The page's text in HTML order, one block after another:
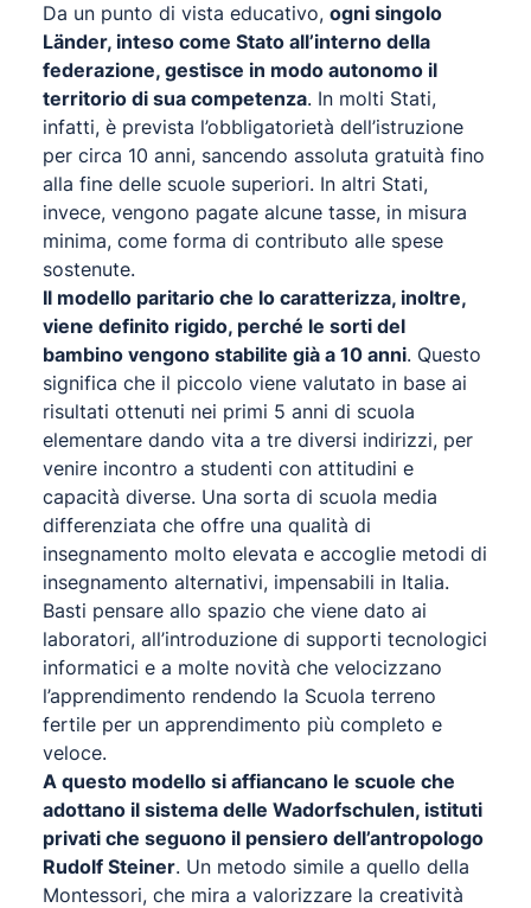
Da un punto di vista educativo, ogni singolo
Länder, inteso come Stato all’interno della
federazione, gestisce in modo autonomo il
territorio di sua competenza. In molti Stati,
infatti, è prevista l’obbligatorietà dell’istruzione
per circa 10 anni, sancendo assoluta gratuità fino
alla fine delle scuole superiori. In altri Stati,
invece, vengono pagate alcune tasse, in misura
minima, come forma di contributo alle spese
sostenute.
Il modello paritario che lo caratterizza, inoltre,
viene definito rigido, perché le sorti del
bambino vengono stabilite già a 10 anni. Questo
significa che il piccolo viene valutato in base ai
risultati ottenuti nei primi 5 anni di scuola
elementare dando vita a tre diversi indirizzi, per
venire incontro a studenti con attitudini e
capacità diverse. Una sorta di scuola media
differenziata che offre una qualità di
insegnamento molto elevata e accoglie metodi di
insegnamento alternativi, impensabili in Italia.
Basti pensare allo spazio che viene dato ai
laboratori, all’introduzione di supporti tecnologici
informatici e a molte novità che velocizzano
l’apprendimento rendendo la Scuola terreno
fertile per un apprendimento più completo e
veloce.
A questo modello si affiancano le scuole che
adottano il sistema delle Wadorfschulen, istituti
privati che seguono il pensiero dell’antropologo
Rudolf Steiner. Un metodo simile a quello della
Montessori, che mira a valorizzare la creatività